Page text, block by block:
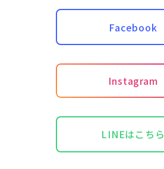
Facebook
Instagram
LINEはこちら